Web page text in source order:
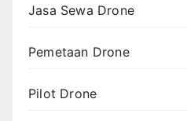
Jasa Sewa Drone
Pemetaan Drone
Pilot Drone